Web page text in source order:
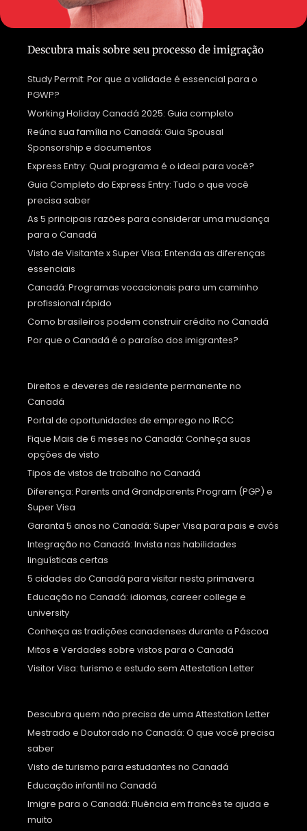
Descubra mais sobre seu processo de imigração
Study Permit: Por que a validade é essencial para o
PGWP?
Working Holiday Canadá 2025: Guia completo
Reúna sua família no Canadá: Guia Spousal
Sponsorship e documentos
Express Entry: Qual programa é o ideal para você?
Guia Completo do Express Entry: Tudo o que você
precisa saber
As 5 principais razões para considerar uma mudança
para o Canadá
Visto de Visitante x Super Visa: Entenda as diferenças
essenciais
Canadá: Programas vocacionais para um caminho
profissional rápido
Como brasileiros podem construir crédito no Canadá
Por que o Canadá é o paraíso dos imigrantes?
Direitos e deveres de residente permanente no
Canadá
Portal de oportunidades de emprego no IRCC
Fique Mais de 6 meses no Canadá: Conheça suas
opções de visto
Tipos de vistos de trabalho no Canadá
Diferença: Parents and Grandparents Program (PGP) e
Super Visa
Garanta 5 anos no Canadá: Super Visa para pais e avós
Integração no Canadá: Invista nas habilidades
linguísticas certas
5 cidades do Canadá para visitar nesta primavera
Educação no Canadá: idiomas, career college e
university
Conheça as tradições canadenses durante a Páscoa
Mitos e Verdades sobre vistos para o Canadá
Visitor Visa: turismo e estudo sem Attestation Letter
Descubra quem não precisa de uma Attestation Letter
Mestrado e Doutorado no Canadá: O que você precisa
saber
Visto de turismo para estudantes no Canadá
Educação infantil no Canadá
Imigre para o Canadá: Fluência em francês te ajuda e
muito